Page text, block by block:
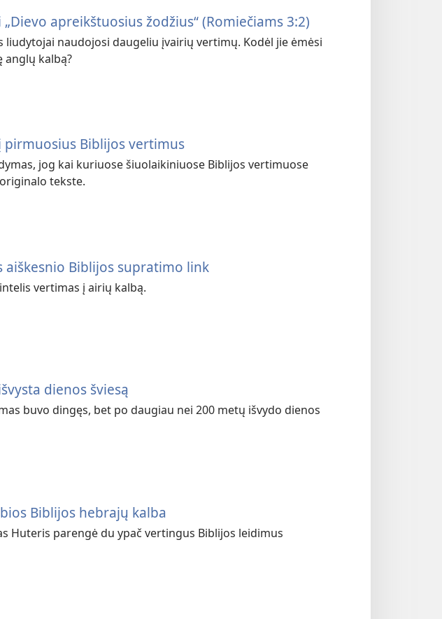
apreikštuosius žodžius“ (Romiečiams 3:2)
liudytojai naudojosi daugeliu įvairių vertimų. Kodėl jie ėmėsi
anglų kalbą?
pirmuosius Biblijos vertimus
jog kai kuriuose šiuolaikiniuose Biblijos vertimuose
tekste.
aiškesnio Biblijos supratimo link
vertimas į airių kalbą.
dienos šviesą
buvo dingęs, bet po daugiau nei 200 metų išvydo dienos
Biblijos hebrajų kalba
Huteris parengė du ypač vertingus Biblijos leidimus